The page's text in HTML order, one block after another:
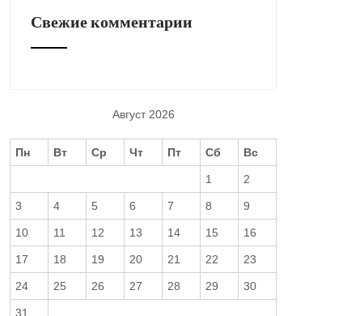
Свежие комментарии
Август 2026
Пн Вт Ср Чт Пт Сб Вс
1 2
3 4 5 6 7 8 9
10 11 12 13 14 15 16
17 18 19 20 21 22 23
24 25 26 27 28 29 30
31